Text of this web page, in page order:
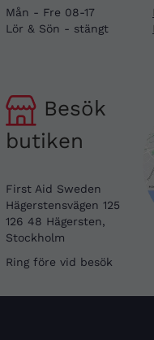
Mån - Fre 08-17
Lör & Sön - stängt
Besök
butiken
First Aid Sweden
Hägerstensvägen 125
126 48 Hägersten,
Stockholm
Ring före vid besök